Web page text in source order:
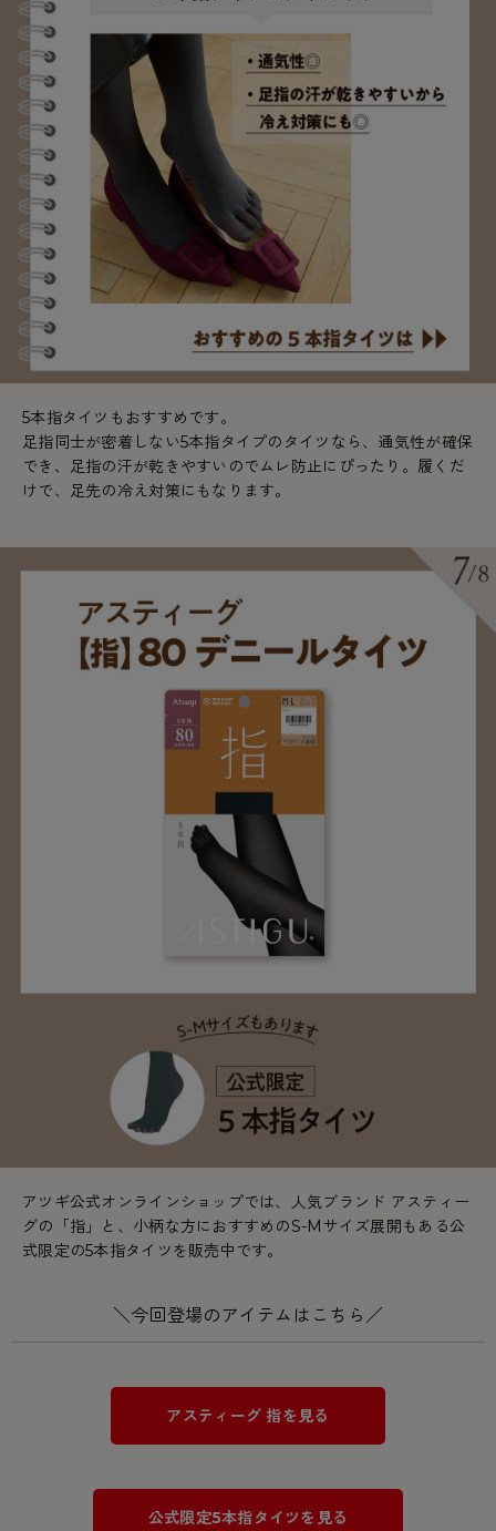
5本指タイツもおすすめです。
足指同士が密着しない5本指タイプのタイツなら、通気性が確保
でき、足指の汗が乾きやすいのでムレ防止にぴったり。履くだ
けで、足先の冷え対策にもなります。
アツギ公式オンラインショップでは、人気ブランド アスティー
グの「指」と、小柄な方におすすめのS-Mサイズ展開もある公
式限定の5本指タイツを販売中です。
＼今回登場のアイテムはこちら／
アスティーグ 指を見る
公式限定5本指タイツを見る